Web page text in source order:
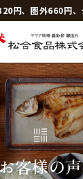
円、圏外660円
客様の声